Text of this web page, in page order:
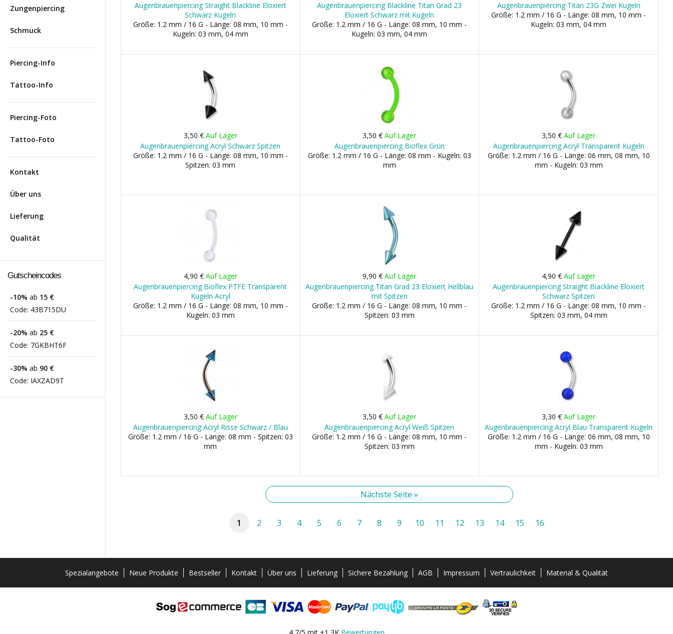
Zungenpiercing
Schmuck
Piercing-Info
Tattoo-Info
Piercing-Foto
Tattoo-Foto
Kontakt
Über uns
Lieferung
Qualität
Gutscheincodes
-10% ab 15 €
Code: 43B715DU
-20% ab 25 €
Code: 7GKBHT6F
-30% ab 90 €
Code: IAXZAD9T
Augenbrauenpiercing Straight Blackline Eloxiert
Schwarz Kugeln
Größe: 1.2 mm / 16 G - Länge: 08 mm, 10 mm -
Kugeln: 03 mm, 04 mm
Augenbrauenpiercing Blackline Titan Grad 23
Eloxiert Schwarz mit Kugeln
Größe: 1.2 mm / 16 G - Länge: 08 mm, 10 mm -
Kugeln: 03 mm, 04 mm
Augenbrauenpiercing Titan 23G Zwei Kugeln
Größe: 1.2 mm / 16 G - Länge: 08 mm, 10 mm -
Kugeln: 03 mm, 04 mm
3,50 € Auf Lager
Augenbrauenpiercing Acryl Schwarz Spitzen
Größe: 1.2 mm / 16 G - Länge: 08 mm, 10 mm -
Spitzen: 03 mm
3,50 €Auf Lager
Augenbrauenpiercing Bioflex Grün
Größe: 1.2 mm / 16 G - Länge: 08 mm - Kugeln: 03
mm
3,50 €Auf Lager
Augenbrauenpiercing Acryl Transparent Kugeln
Größe: 1.2 mm / 16 G - Länge: 06 mm, 08 mm, 10
mm - Kugeln: 03 mm
4,90 € Auf Lager
Augenbrauenpiercing Bioflex PTFE Transparent
Kugeln Acryl
Größe: 1.2 mm / 16 G - Länge: 08 mm, 10 mm -
Kugeln: 03 mm
9,90 €Auf Lager
Augenbrauenpiercing Titan Grad 23 Eloxiert Hellblau
mit Spitzen
Größe: 1.2 mm / 16 G - Länge: 08 mm, 10 mm -
Spitzen: 03 mm
4,90 €Auf Lager
Augenbrauenpiercing Straight Blackline Eloxiert
Schwarz Spitzen
Größe: 1.2 mm / 16 G - Länge: 08 mm, 10 mm -
Spitzen: 03 mm, 04 mm
3,50 € Auf Lager
Augenbrauenpiercing Acryl Risse Schwarz / Blau
Größe: 1.2 mm / 16 G - Länge: 08 mm - Spitzen: 03
mm
3,50 €Auf Lager
Augenbrauenpiercing Acryl Weiß Spitzen
Größe: 1.2 mm / 16 G - Länge: 08 mm, 10 mm -
Spitzen: 03 mm
3,30 €Auf Lager
Augenbrauenpiercing Acryl Blau Transparent Kugeln
Größe: 1.2 mm / 16 G - Länge: 06 mm, 08 mm, 10
mm - Kugeln: 03 mm
Nächste Seite »
1 2 3 4 5 6 7 8 9 10 11 12 13 14 15 16
Spezialangebote Neue Produkte Bestseller Kontakt Über uns Lieferung Sichere Bezahlung AGB Impressum Vertraulichkeit Material & Qualität